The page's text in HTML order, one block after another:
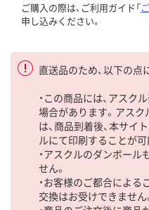
ご購入の際は、ご利用ガイド「
申し込みください。
直送品のため、以下の点
・この商品には、アスク
場合があります。アス
は、商品到着後、本サイ
ルにて印刷することが可
・アスクルのダンボー
せん。
・お客様のご都合による
交換はお受けできません